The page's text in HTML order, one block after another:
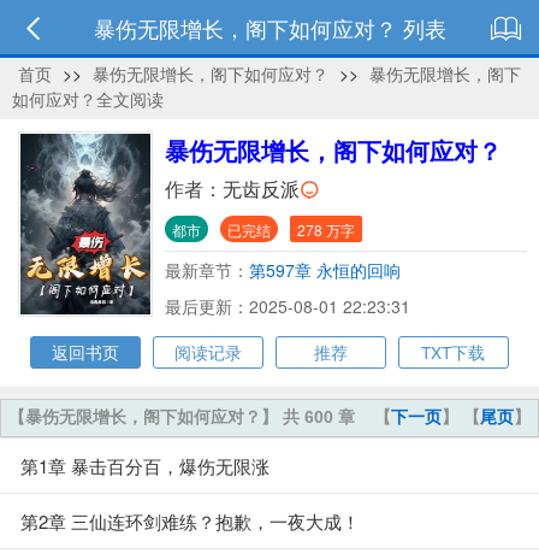
暴伤无限增长，阁下如何应对？ 列表
首页 >> 暴伤无限增长，阁下如何应对？ >> 暴伤无限增长，阁下
如何应对？全文阅读
暴伤无限增长，阁下如何应对？
作者： 无齿反派
都市 已完结 278 万字
最新章节： 第597章 永恒的回响
最后更新：2025-08-01 22:23:31
返回书页
阅读记录 推荐 TXT下载
【下一页】 【尾页】
【暴伤无限增长，阁下如何应对？】 共 600 章
第1章 暴击百分百，爆伤无限涨
第2章 三仙连环剑难练？抱歉，一夜大成！